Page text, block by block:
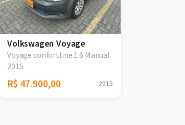
Volkswagen Voyage
Voyage confortline 1.6 Manual
2015
R$ 47.900,00 2015